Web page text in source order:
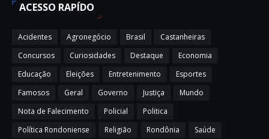
ACESSO RAPÍDO
Acidentes Agronegócio Brasil
Castanheiras
Concursos
Curiosidades Destaque
Economia
Educação
Eleições Entretenimento
Esportes
Famosos
Geral Governo Justiça
Mundo
Nota de Falecimento
Policial
Politica
Política Rondoniense
Religião Rondônia
Saúde